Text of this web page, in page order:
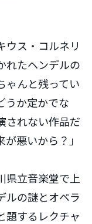
ウス・コルネリ
れたヘンデルの
ゃんと残ってい
うか定かでな
されない作品だ
悪いから？」
県立音楽堂で上
ルの謎とオペラ
題するレクチャ